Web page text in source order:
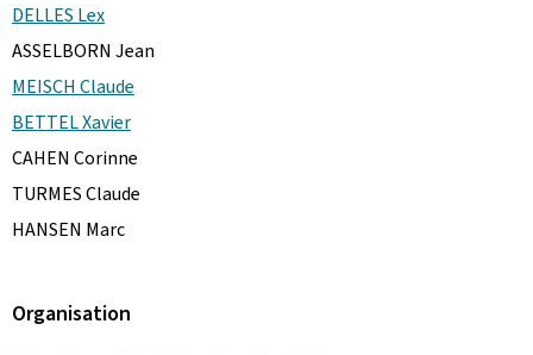
DELLES Lex
ASSELBORN Jean
MEISCH Claude
BETTEL Xavier
CAHEN Corinne
TURMES Claude
HANSEN Marc
Organisation